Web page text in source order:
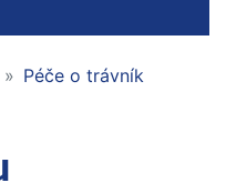
Péče o trávník